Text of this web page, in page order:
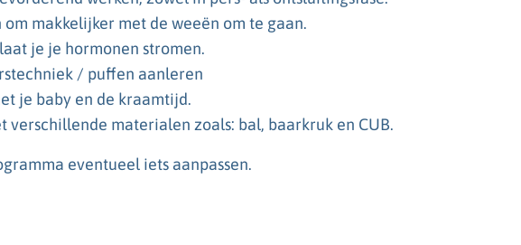
makkelijker met de weeën om te gaan.
je je hormonen stromen.
/ puffen aanleren
je baby en de kraamtijd.
verschillende materialen zoals: bal, baarkruk en CUB.
eventueel iets aanpassen.